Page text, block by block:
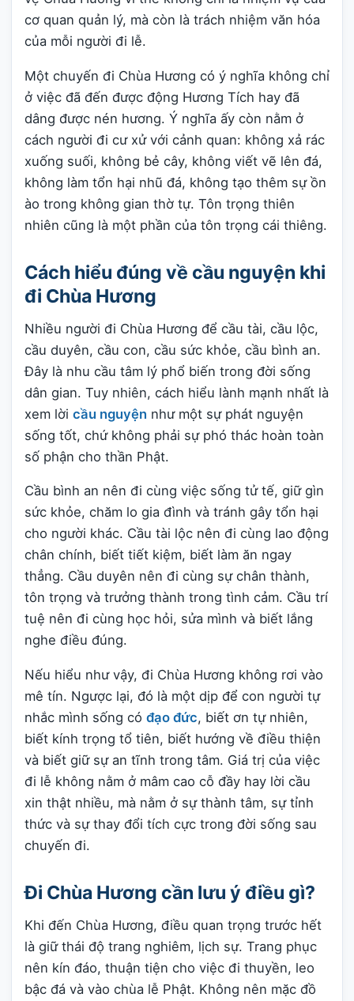
cơ quan quản lý, mà còn là trách nhiệm văn hóa
của mỗi người đi lễ.
Một chuyến đi Chùa Hương có ý nghĩa không chỉ
ở việc đã đến được động Hương Tích hay đã
dâng được nén hương. Ý nghĩa ấy còn nằm ở
cách người đi cư xử với cảnh quan: không xả rác
xuống suối, không bẻ cây, không viết vẽ lên đá,
không làm tổn hại nhũ đá, không tạo thêm sự ồn
ào trong không gian thờ tự. Tôn trọng thiên
nhiên cũng là một phần của tôn trọng cái thiêng.
Cách hiểu đúng về cầu nguyện khi
đi Chùa Hương
Nhiều người đi Chùa Hương để cầu tài, cầu lộc,
cầu duyên, cầu con, cầu sức khỏe, cầu bình an.
Đây là nhu cầu tâm lý phổ biến trong đời sống
dân gian. Tuy nhiên, cách hiểu lành mạnh nhất là
xem lời cầu nguyện như một sự phát nguyện
sống tốt, chứ không phải sự phó thác hoàn toàn
số phận cho thần Phật.
Cầu bình an nên đi cùng việc sống tử tế, giữ gìn
sức khỏe, chăm lo gia đình và tránh gây tổn hại
cho người khác. Cầu tài lộc nên đi cùng lao động
chân chính, biết tiết kiệm, biết làm ăn ngay
thẳng. Cầu duyên nên đi cùng sự chân thành,
tôn trọng và trưởng thành trong tình cảm. Cầu trí
tuệ nên đi cùng học hỏi, sửa mình và biết lắng
nghe điều đúng.
Nếu hiểu như vậy, đi Chùa Hương không rơi vào
mê tín. Ngược lại, đó là một dịp để con người tự
nhắc mình sống có đạo đức, biết ơn tự nhiên,
biết kính trọng tổ tiên, biết hướng về điều thiện
và biết giữ sự an tĩnh trong tâm. Giá trị của việc
đi lễ không nằm ở mâm cao cỗ đầy hay lời cầu
xin thật nhiều, mà nằm ở sự thành tâm, sự tỉnh
thức và sự thay đổi tích cực trong đời sống sau
chuyến đi.
Đi Chùa Hương cần lưu ý điều gì?
Khi đến Chùa Hương, điều quan trọng trước hết
là giữ thái độ trang nghiêm, lịch sự. Trang phục
nên kín đáo, thuận tiện cho việc đi thuyền, leo
bậc đá và vào chùa lễ Phật. Không nên mặc đồ